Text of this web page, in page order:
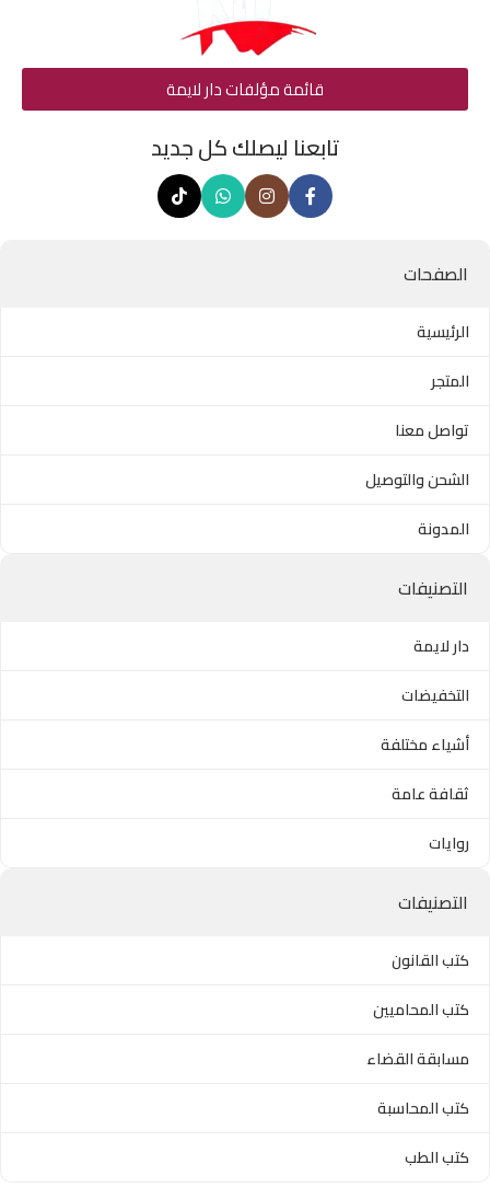
قائمة مؤلفات دار لايمة
تابعنا ليصلك كل جديد
الصفحات
الرئيسية
المتجر
تواصل معنا
الشحن والتوصيل
المدونة
التصنيفات
دار لايمة
التخفيضات
أشياء مختلفة
ثقافة عامة
روايات
التصنيفات
كتب القانون
كتب المحاميين
مسابقة القضاء
كتب المحاسبة
كتب الطب